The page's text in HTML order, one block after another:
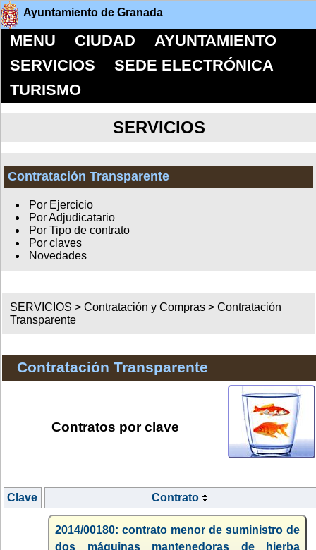
Ayuntamiento de Granada
MENU CIUDAD
AYUNTAMIENTO
SERVICIOS
SEDE ELECTRÓNICA
TURISMO
SERVICIOS
Contratación Transparente
Por Ejercicio
Por Adjudicatario
Por Tipo de contrato
Por claves
Novedades
SERVICIOS >Contratación y Compras >Contratación
Transparente
Contratación Transparente
Contratos por clave
Clave Contrato
2014/00180: contrato menor de suministro de
dos máquinas mantenedoras de hierba